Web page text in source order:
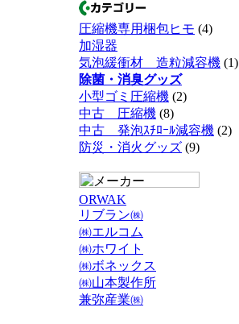
圧縮機専用梱包ヒモ (4)
加湿器
気泡緩衝材 造粒減容機 (1)
除菌・消臭グッズ
小型ゴミ圧縮機 (2)
中古 圧縮機 (8)
中古 発泡ｽﾁﾛｰﾙ減容機 (2)
防災・消火グッズ (9)
ORWAK
リブラン㈱
㈱エルコム
㈱ホワイト
㈱ボネックス
㈱山本製作所
兼弥産業㈱